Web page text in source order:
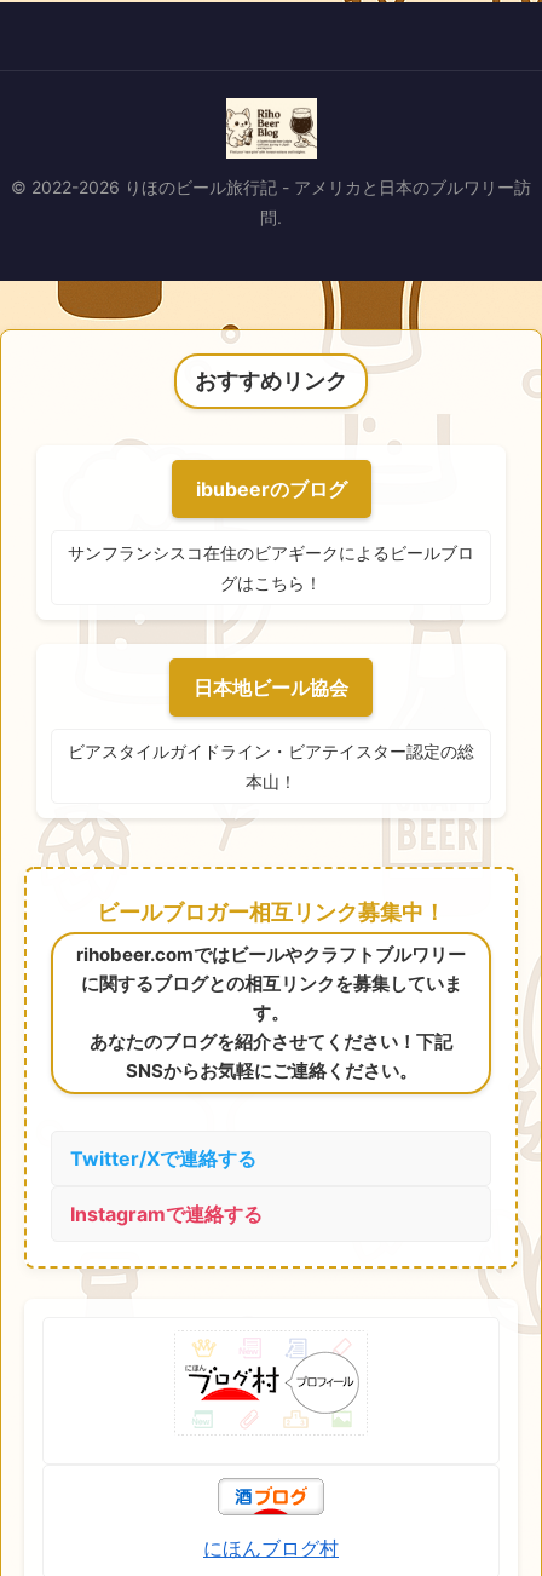
© 2022-2026 りほのビール旅行記 - アメリカと日本のブルワリー訪
問.
おすすめリンク
ibubeerのブログ
サンフランシスコ在住のビアギークによるビールブロ
グはこちら！
日本地ビール協会
ビアスタイルガイドライン・ビアテイスター認定の総
本山！
ビールブロガー相互リンク募集中！
rihobeer.comではビールやクラフトブルワリー
に関するブログとの相互リンクを募集していま
す。
あなたのブログを紹介させてください！下記
SNSからお気軽にご連絡ください。
Twitter/Xで連絡する
Instagramで連絡する
にほんブログ村